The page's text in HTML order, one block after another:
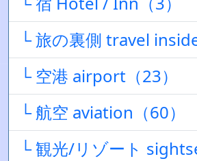
└ 旅の裏側 travel
└ 空港 airport（23）
└ 航空 aviation（60）
└ 観光/リゾート